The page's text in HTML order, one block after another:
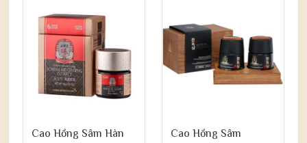
Cao Hồng Sâm Hàn
Cao Hồng Sâm